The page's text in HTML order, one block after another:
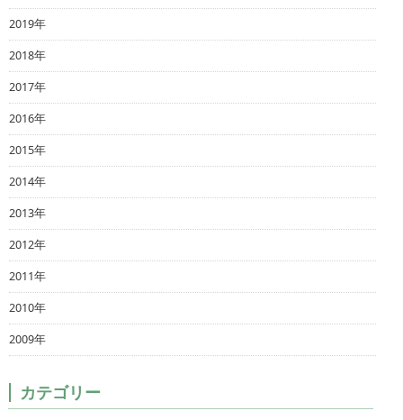
2019年
2018年
2017年
2016年
2015年
2014年
2013年
2012年
2011年
2010年
2009年
カテゴリー